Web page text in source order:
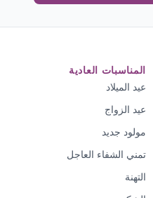
المناسبات العادية
عيد الميلاد
عيد الزواج
مولود جديد
تمني الشفاء العاجل
التهنة